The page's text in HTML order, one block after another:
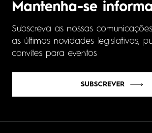
Mantenha-se
Subscreva as nossas
as últimas novidades legislativas,
convites para eventos
SUBSCREVER